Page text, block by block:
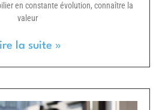
en constante évolution, connaître la
valeur
la suite »